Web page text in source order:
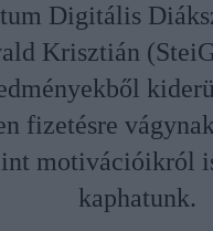
Digitális
Krisztián
fizetésre
motivációikról
kaphatunk.